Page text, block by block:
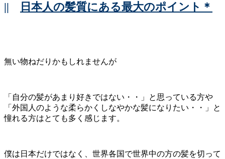
|| 日本人の髪質にある最大のポイント＊
無い物ねだりかもしれませんが
「自分の髪があまり好きではない・・」と思っている方や
「外国人のような柔らかくしなやかな髪になりたい・・」と
憧れる方はとても多く感じます。
僕は日本だけではなく、世界各国で世界中の方の髪を切って